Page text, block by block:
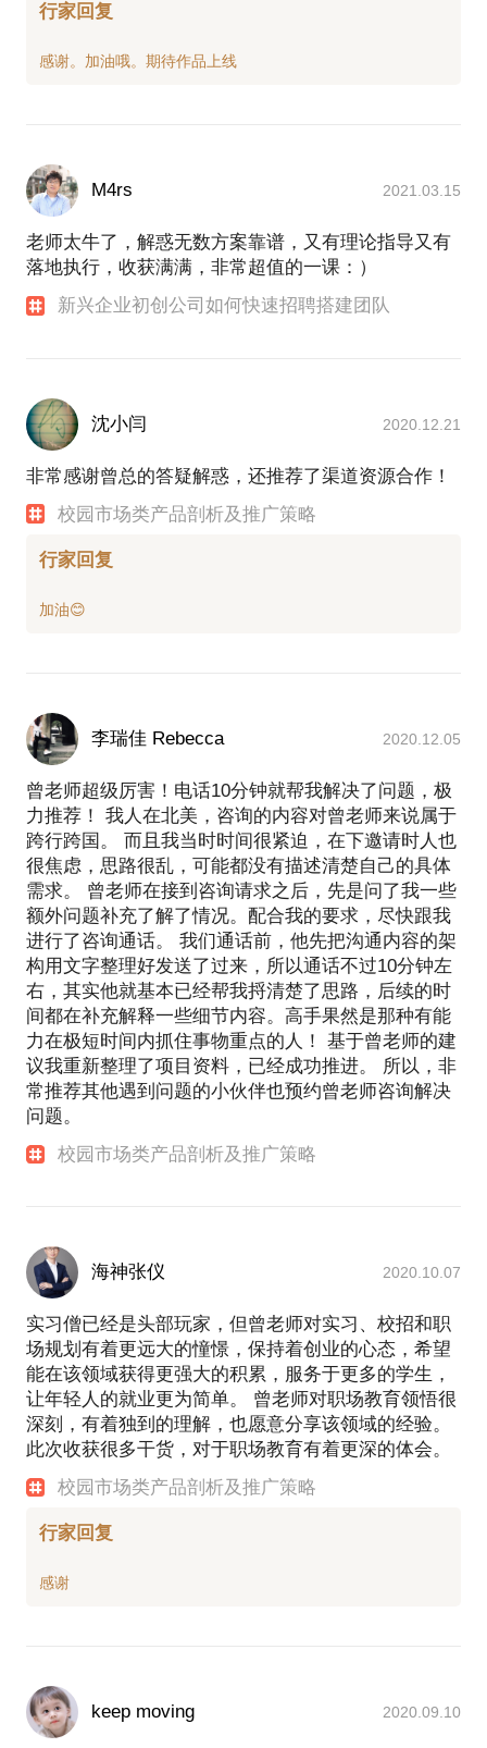
行家回复
M4rs 2021.03.15
老师太牛了，解惑无数方案靠谱，又有理论指导又有
落地执行，收获满满，非常超值的一课：）
新兴企业初创公司如何快速招聘搭建团队
沈小闫 2020.12.21
非常感谢曾总的答疑解惑，还推荐了渠道资源合作！
校园市场类产品剖析及推广策略
行家回复
李瑞佳 Rebecca 2020.12.05
曾老师超级厉害！电话10分钟就帮我解决了问题，极
力推荐！ 我人在北美，咨询的内容对曾老师来说属于
跨行跨国。 而且我当时时间很紧迫，在下邀请时人也
很焦虑，思路很乱，可能都没有描述清楚自己的具体
需求。 曾老师在接到咨询请求之后，先是问了我一些
额外问题补充了解了情况。配合我的要求，尽快跟我
进行了咨询通话。 我们通话前，他先把沟通内容的架
构用文字整理好发送了过来，所以通话不过10分钟左
右，其实他就基本已经帮我捋清楚了思路，后续的时
间都在补充解释一些细节内容。高手果然是那种有能
力在极短时间内抓住事物重点的人！ 基于曾老师的建
议我重新整理了项目资料，已经成功推进。 所以，非
常推荐其他遇到问题的小伙伴也预约曾老师咨询解决
问题。
校园市场类产品剖析及推广策略
海神张仪 2020.10.07
实习僧已经是头部玩家，但曾老师对实习、校招和职
场规划有着更远大的憧憬，保持着创业的心态，希望
能在该领域获得更强大的积累，服务于更多的学生，
让年轻人的就业更为简单。 曾老师对职场教育领悟很
深刻，有着独到的理解，也愿意分享该领域的经验。
此次收获很多干货，对于职场教育有着更深的体会。
校园市场类产品剖析及推广策略
行家回复
keep moving 2020.09.10